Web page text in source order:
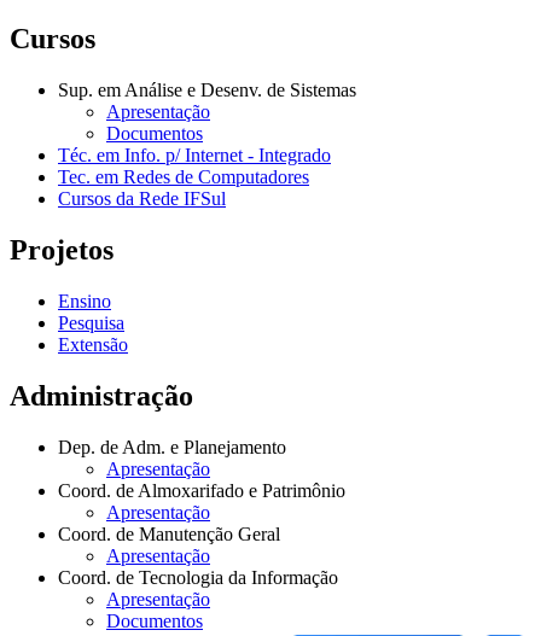
Cursos
Sup. em Análise e Desenv. de Sistemas
Apresentação
Documentos
Téc. em Info. p/ Internet - Integrado
Tec. em Redes de Computadores
Cursos da Rede IFSul
Projetos
Ensino
Pesquisa
Extensão
Administração
Dep. de Adm. e Planejamento
Apresentação
Coord. de Almoxarifado e Patrimônio
Apresentação
Coord. de Manutenção Geral
Apresentação
Coord. de Tecnologia da Informação
Apresentação
Documentos